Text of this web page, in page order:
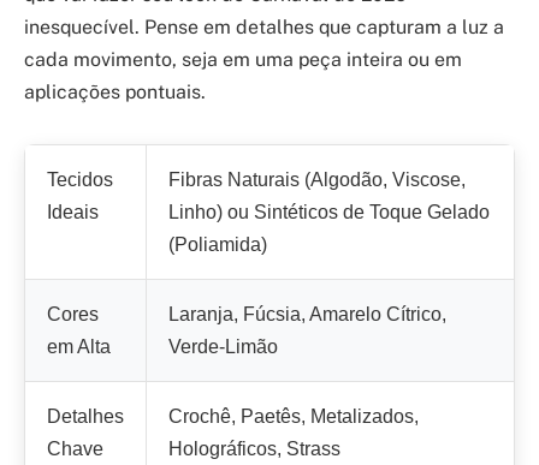
inesquecível. Pense em detalhes que capturam a luz a
cada movimento, seja em uma peça inteira ou em
aplicações pontuais.
Tecidos
Ideais
Fibras Naturais (Algodão, Viscose,
Linho) ou Sintéticos de Toque Gelado
(Poliamida)
Cores
em Alta
Laranja, Fúcsia, Amarelo Cítrico,
Verde-Limão
Detalhes
Chave
Crochê, Paetês, Metalizados,
Holográficos, Strass